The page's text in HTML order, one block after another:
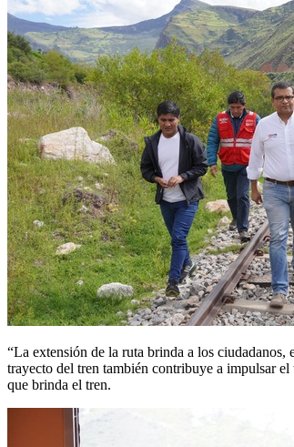
“La extensión de la ruta brinda a los
trayecto del tren también contribuye a impulsar
que brinda el tren.